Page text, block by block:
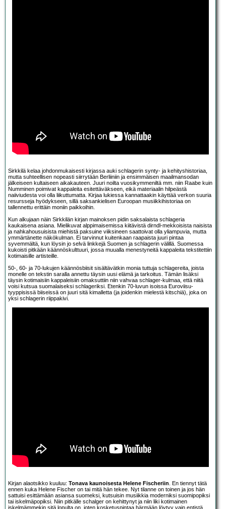
Sirkkilä kelaa johdonmukaisesti kirjassa auki schlagerin synty- ja kehityshistoriaa,
mutta suhteellisen nopeasti siirrytään Berliiniin ja ensimmäisen maailmansodan
jälkeiseen kultaiseen aikakauteen. Juuri noilta vuosikymmeniltä mm. niin Raabe kuin
Numminen poimivat kappaleita esitettäväkseen, eikä materiaalin hilpeästä
naiiviudesta voi olla liikuttumatta. Kirjaa lukiessa kannattaakin käyttää verkon suuria
resursseja hyödykseen, sillä saksankielisen Euroopan musiikkihistoriaa on
tallennettu erittäin moniin paikkoihin.
Kun alkujaan näin Sirkkilän kirjan mainoksen pidin saksalaista schlageria
kaukaisena asiana. Mielikuvat alppimaisemissa kiitävistä dirndl-mekkoisista naisista
ja nahkahousuisista miehistä paksuine viiksineen saattoivat olla yliampuvia, mutta
ymmärtänette näkökulman. Ei tarvinnut kuitenkaan raapaista juuri pintaa
syvemmältä, kun löysin jo selvä linkkejä Suomen ja schlagerin välillä. Suomessa
kukoisti pitkään käännöskulttuuri, jossa muualla menestyneitä kappaleita tekstitettiin
kotimaisille artisteille.
50-, 60- ja 70-lukujen käännösbiisit sisältävätkin monia tuttuja schlagereita, joista
monelle on tekstin saralla annettu täysin uusi elämä ja tarkoitus. Tämän lisäksi
täysin kotimaisiin kappaleisiin omaksuttiin niin vahvaa schlager-kulmaa, että niitä
voisi kutsua suomalaiseksi schlageriksi. Etenkin 70-luvun isoissa Euroviisu-
tyyppisissä biiseissä on juuri sitä kimalletta (ja joidenkin mielestä kitschiä), joka on
yksi schlagerin riippakivi.
Kirjan alaotsikko kuuluu: Tonava kaunoisesta Helene Fischeriin. En tiennyt tätä
ennen kuka Helene Fischer on tai mitä hän tekee. Nyt tilanne on toinen ja jos hän
sattuisi esittämään asiansa suomeksi, kutsuisin musiikkia moderniksi suomipopiksi
tai iskelmäpopiksi. Niin pitkälle schalger on kehittynyt ja niin liki kotimainen
iskelmämmekin sitä lopulta on, joten kosketuspintaa härmään löytyy vain entistä